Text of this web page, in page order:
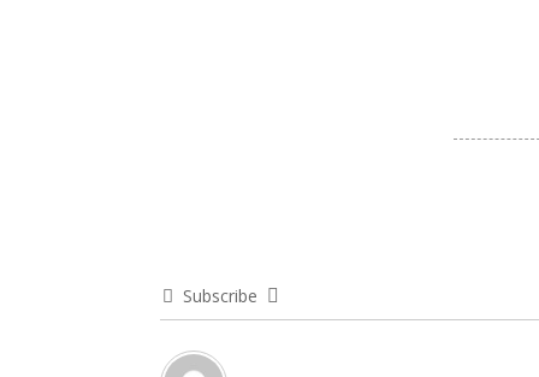
Subscribe